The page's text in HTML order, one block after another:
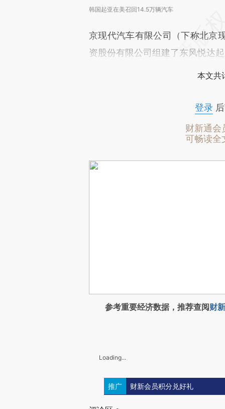
韩国起亚在美召回14.5万辆汽车
京现代汽车有限公司（下称北京
资股份有限公司组建了东风悦达
本文共
登录后
财新通会
可畅读全
参考重要经济数据，推荐查阅财
Loading...
推广 财新会员积分兑好礼